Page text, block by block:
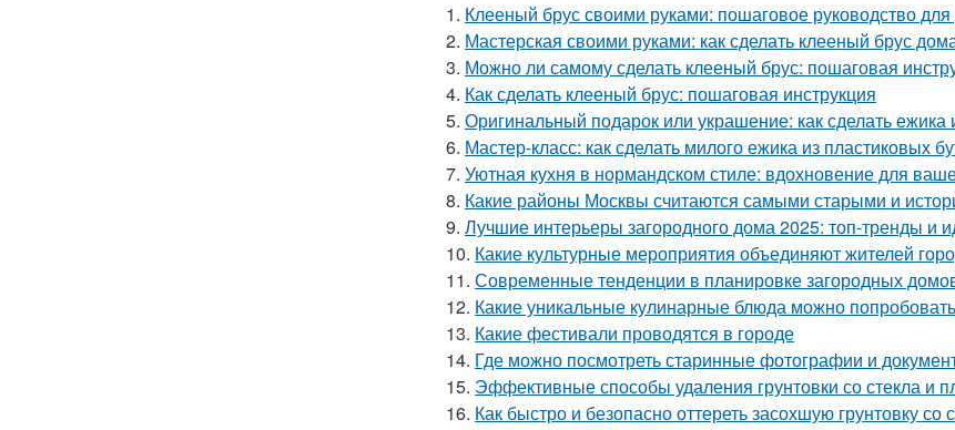
1. Клееный брус своими руками: пошаговое руководство
2. Мастерская своими руками: как сделать клееный брус
3. Можно ли самому сделать клееный брус: пошаговая
4. Как сделать клееный брус: пошаговая инструкция
5. Оригинальный подарок или украшение: как сделать ежика
6. Мастер-класс: как сделать милого ежика из пластиковых
7. Уютная кухня в нормандском стиле: вдохновение для
8. Какие районы Москвы считаются самыми старыми и
9. Лучшие интерьеры загородного дома 2025: топ-тренды и
10. Какие культурные мероприятия объединяют жителей
11. Современные тенденции в планировке загородных
12. Какие уникальные кулинарные блюда можно
13. Какие фестивали проводятся в городе
14. Где можно посмотреть старинные фотографии и
15. Эффективные способы удаления грунтовки со стекла и
16. Как быстро и безопасно оттереть засохшую грунтовку со